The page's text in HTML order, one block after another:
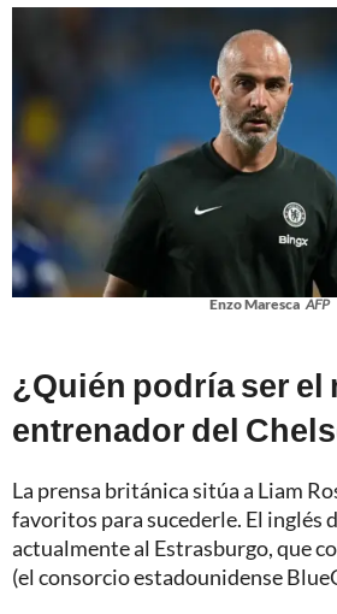
Enzo Maresca AFP
¿Quién podría ser el
entrenador del
La prensa británica sitúa a Liam
favoritos para sucederle. El inglés
actualmente al Estrasburgo, que
(el consorcio estadounidense